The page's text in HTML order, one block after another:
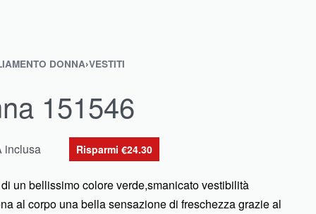
DONNA›VESTITI
151546
inclusa Risparmi €24.30
un bellissimo colore verde,smanicato vestibilità
al corpo una bella sensazione di freschezza grazie al